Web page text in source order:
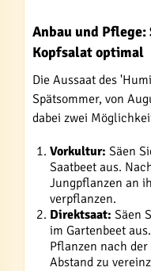
Anbau und
Kopfsalat optimal
Die Aussaat des
Spätsommer, von
dabei zwei
Vorkultur: Säen
Saatbeet aus.
Jungpflanzen an
verpflanzen.
Direktsaat: Säen
im Gartenbeet
Pflanzen nach
Abstand zu